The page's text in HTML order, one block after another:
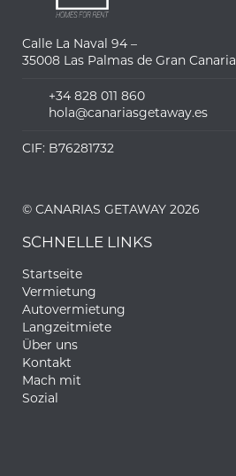
Calle La Naval 94 –
35008 Las Palmas de Gran Canaria
+34 828 011 860
hola@canariasgetaway.es
CIF: B76281732
© CANARIAS GETAWAY 2026
SCHNELLE LINKS
Startseite
Vermietung
Autovermietung
Langzeitmiete
Über uns
Kontakt
Mach mit
Sozial